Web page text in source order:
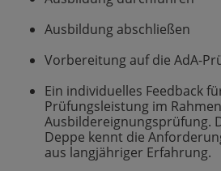
Ausbildung abschließen
Vorbereitung auf die AdA-
Ein individuelles Feedback
Prüfungsleistung im
Ausbildereignungsprüfung.
Deppe kennt die
aus langjähriger Erfahrung.